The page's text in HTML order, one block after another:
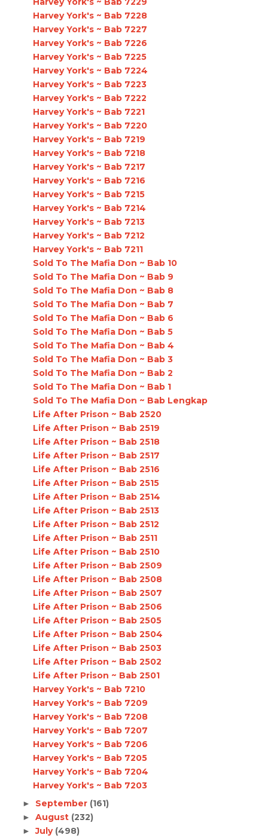
Harvey York's ~ Bab 7228
Harvey York's ~ Bab 7227
Harvey York's ~ Bab 7226
Harvey York's ~ Bab 7225
Harvey York's ~ Bab 7224
Harvey York's ~ Bab 7223
Harvey York's ~ Bab 7222
Harvey York's ~ Bab 7221
Harvey York's ~ Bab 7220
Harvey York's ~ Bab 7219
Harvey York's ~ Bab 7218
Harvey York's ~ Bab 7217
Harvey York's ~ Bab 7216
Harvey York's ~ Bab 7215
Harvey York's ~ Bab 7214
Harvey York's ~ Bab 7213
Harvey York's ~ Bab 7212
Harvey York's ~ Bab 7211
Sold To The Mafia Don ~ Bab 10
Sold To The Mafia Don ~ Bab 9
Sold To The Mafia Don ~ Bab 8
Sold To The Mafia Don ~ Bab 7
Sold To The Mafia Don ~ Bab 6
Sold To The Mafia Don ~ Bab 5
Sold To The Mafia Don ~ Bab 4
Sold To The Mafia Don ~ Bab 3
Sold To The Mafia Don ~ Bab 2
Sold To The Mafia Don ~ Bab 1
Sold To The Mafia Don ~ Bab Lengkap
Life After Prison ~ Bab 2520
Life After Prison ~ Bab 2519
Life After Prison ~ Bab 2518
Life After Prison ~ Bab 2517
Life After Prison ~ Bab 2516
Life After Prison ~ Bab 2515
Life After Prison ~ Bab 2514
Life After Prison ~ Bab 2513
Life After Prison ~ Bab 2512
Life After Prison ~ Bab 2511
Life After Prison ~ Bab 2510
Life After Prison ~ Bab 2509
Life After Prison ~ Bab 2508
Life After Prison ~ Bab 2507
Life After Prison ~ Bab 2506
Life After Prison ~ Bab 2505
Life After Prison ~ Bab 2504
Life After Prison ~ Bab 2503
Life After Prison ~ Bab 2502
Life After Prison ~ Bab 2501
Harvey York's ~ Bab 7210
Harvey York's ~ Bab 7209
Harvey York's ~ Bab 7208
Harvey York's ~ Bab 7207
Harvey York's ~ Bab 7206
Harvey York's ~ Bab 7205
Harvey York's ~ Bab 7204
Harvey York's ~ Bab 7203
► September (161)
► August (232)
►July (498)